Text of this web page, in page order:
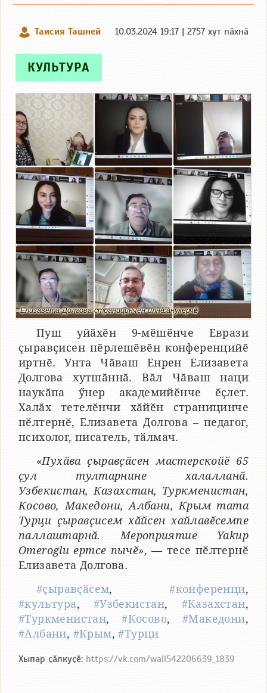
Таисия Ташней 10.03.2024 19:17 | 2757 хут пӑхнӑ
КУЛЬТУРА
Елизавета Долгова страницинчен илнӗ сӑнӳкерчӗк
Пуш уйӑхӗн 9-мӗшӗнче Еврази
ҫыравҫисен пӗрлешӗвӗн конференцийӗ
иртнӗ. Унта Чӑваш Енрен Елизавета
Долгова хутшӑннӑ. Вӑл Чӑваш наци
наукӑпа ӳнер академийӗнче ӗҫлет.
Халӑх тетелӗнчи хӑйӗн страницинче
пӗлтернӗ, Елизавета Долгова – педагог,
психолог, писатель, тӑлмач.
«Пухӑва ҫыравҫӑсен мастерскойӗ 65
ҫул тултарнине халалланӑ.
Узбекистан, Казахстан, Туркменистан,
Косово, Македони, Албани, Крым тата
Турци ҫыравҫисем хӑйсен хайлавӗсемпе
паллаштарнӑ. Мероприятие Yakup
Omeroglu ертсе пычӗ», — тесе пӗлтернӗ
Елизавета Долгова.
#ҫыравҫӑсем,#конференци,
#культура, #Узбекистан, #Казахстан,
#Туркменистан,#Косово, #Македони,
#Албани, #Крым,#Турци
Хыпар ҫӑлкуҫӗ: https://vk.com/wall542206639_1839